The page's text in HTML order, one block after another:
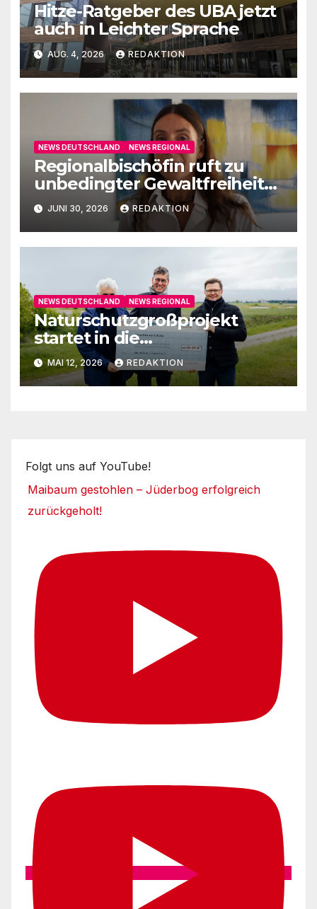
Hitze-Ratgeber des UBA jetzt
auch in Leichter Sprache
AUG. 4, 2026 REDAKTION
NEWS DEUTSCHLAND NEWS REGIONAL
Regionalbischöfin ruft zu
unbedingter Gewaltfreiheit
aufJUNI 30, 2026 REDAKTION
NEWS DEUTSCHLAND NEWS REGIONAL
Naturschutzgroßprojekt
startet in die
Umsetzungsphase
MAI 12, 2026 REDAKTION
Folgt uns auf YouTube!
Maibaum gestohlen – Jüderbog erfolgreich
zurückgeholt!